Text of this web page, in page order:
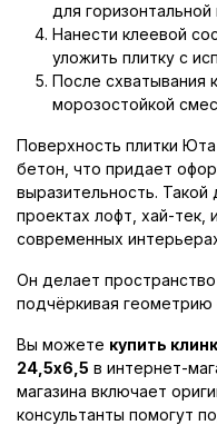
для горизонтальной
Нанести клеевой
уложить плитку с
После схватывания
морозостойкой
Поверхность плитки
бетон, что придает
выразительность. Такой
проектах лофт, хай-тек,
современных
Он делает
подчёркивая геометрию
Вы можете купить
24,5x6,5 в интернет-
магазина включает
консультанты помогут